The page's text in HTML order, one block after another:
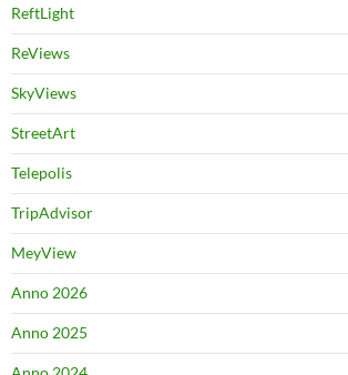
ReftLight
ReViews
SkyViews
StreetArt
Telepolis
TripAdvisor
MeyView
Anno 2026
Anno 2025